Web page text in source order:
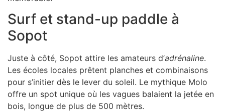
Surf et stand-up paddle à
Sopot
Juste à côté, Sopot attire les amateurs d’adrénaline.
Les écoles locales prêtent planches et combinaisons
pour s’initier dès le lever du soleil. Le mythique Molo
offre un spot unique où les vagues balaient la jetée en
bois, longue de plus de 500 mètres.